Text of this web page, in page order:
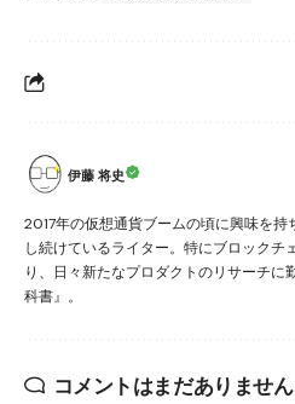
伊藤 将史
2017年の仮想通貨ブームの頃に興味を
し続けているライター。特にブロックチ
り、日々新たなプロダクトのリサーチ
科書』。
コメントはまだありません